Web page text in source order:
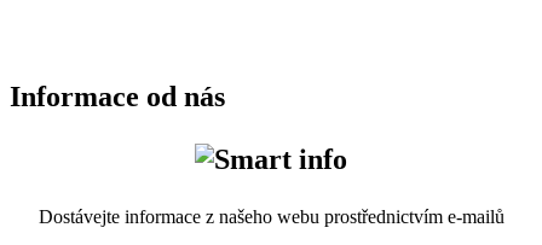
Informace od nás
Dostávejte informace z našeho webu prostřednictvím e-mailů